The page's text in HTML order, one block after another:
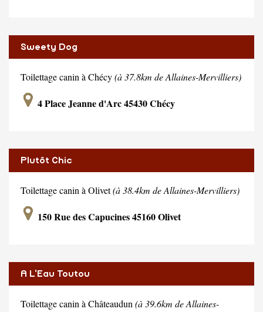
Sweety Dog
Toilettage canin à Chécy(à 37.8km de Allaines-Mervilliers)
4 Place Jeanne d'Arc 45430 Chécy
Plutôt Chic
Toilettage canin à Olivet(à 38.4km de Allaines-Mervilliers)
150 Rue des Capucines 45160 Olivet
A L'Eau Toutou
Toilettage canin à Châteaudun (à 39.6km de Allaines-